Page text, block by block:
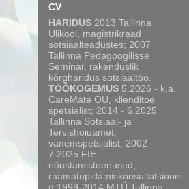
CV
HARIDUS 2013 Tallinna
Ülikool, magistrikraad
sotsiaalteadustes; 2007
Tallinna Pedagoogilisse
Seminar, rakenduslik
kõrgharidus sotsiaaltöö.
TÖÖKOGEMUS 5.2026 - k.a.
CareMate OÜ, klienditoe
spetsialist; 2014 - 6.2025
Tallinna Sotsiaal- ja
Tervishoiuamet,
vanemspetsialist; 2002 -
7.2025 FIE
nõustamisteenused,
raamatupidamiskonsultatsiooni
d.1999-2014 MTÜ Tallinna